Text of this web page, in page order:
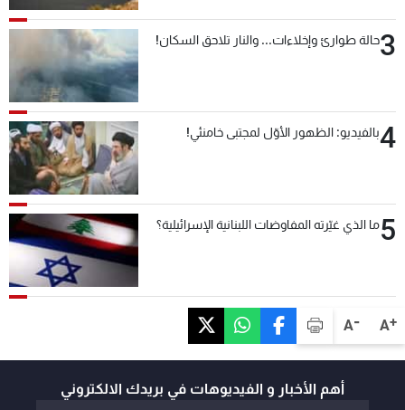
A+
A-
3حالة طوارئ وإخلاءات... والنار تلاحق السكان!
4بالفيديو: الظهور الأوّل لمجتبى خامنئي!
5ما الذي غيّرته المفاوضات اللبنانية الإسرائيلية؟
أهم الأخبار و الفيديوهات في بريدك الالكتروني